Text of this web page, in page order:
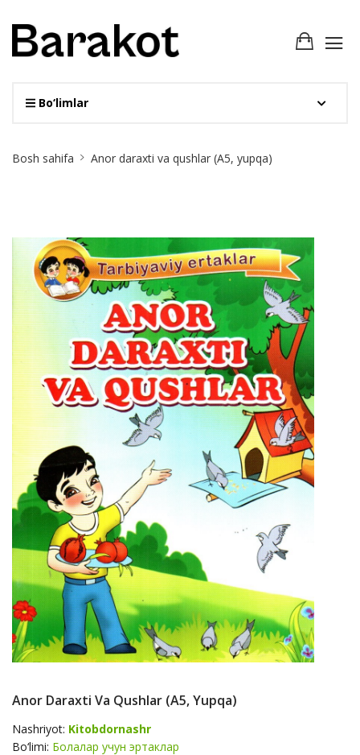
Bo‘limlar
Breadcrumb
Bosh sahifa Anor daraxti va qushlar (А5, yupqa)
Anor Daraxti Va Qushlar (А5, Yupqa)
Nashriyot: Kitobdornashr
Bo‘limi: Болалар учун эртаклар